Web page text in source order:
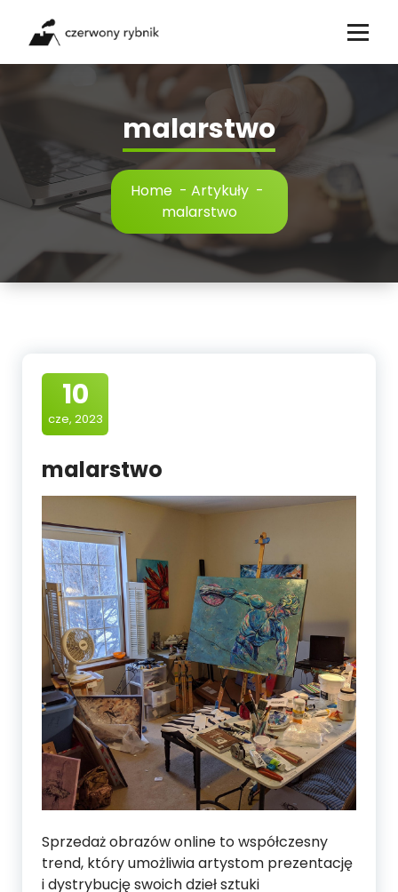
content
malarstwo
Home - Artykuły -
malarstwo
10
cze, 2023
malarstwo
Sprzedaż obrazów online to współczesny
trend, który umożliwia artystom prezentację
i dystrybucję swoich dzieł sztuki